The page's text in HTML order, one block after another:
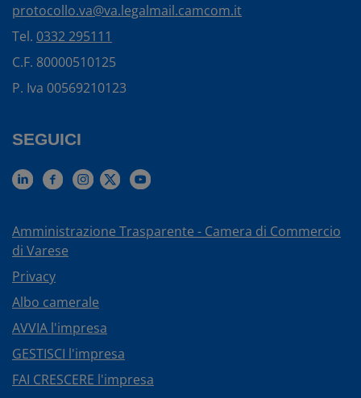
protocollo.va@va.legalmail.camcom.it
Tel. 0332 295111
C.F. 80000510125
P. Iva 00569210123
SEGUICI
Amministrazione Trasparente - Camera di Commercio
di Varese
Privacy
Albo camerale
AVVIA l'impresa
GESTISCI l'impresa
FAI CRESCERE l'impresa